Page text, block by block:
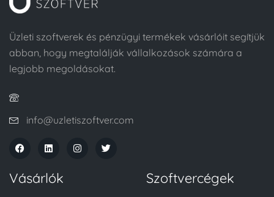
Üzleti szoftverek és pénzügyi termékek vásárlóit segítjük
abban, hogy megtalálják vállalkozások számára a
legjobb megoldásokat.
info@uzletiszoftver.com
Vásárlók Szoftvercégek